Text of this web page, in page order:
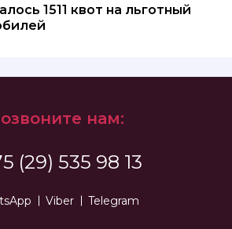
1511 квот на льготный
нам:
(29) 535 98 13
Viber Telegram